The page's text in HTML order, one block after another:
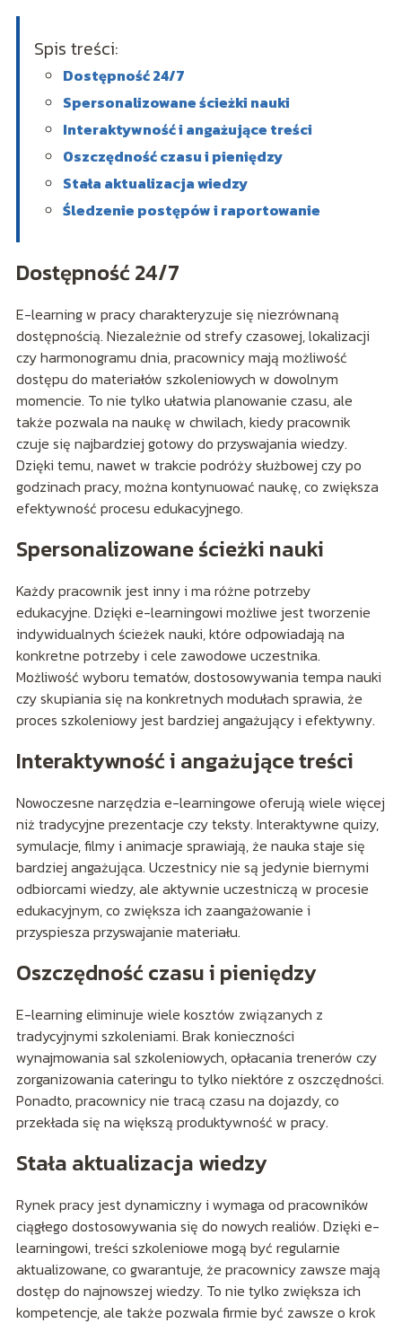
Spis treści:
Dostępność 24/7
Spersonalizowane ścieżki nauki
Interaktywność i angażujące treści
Oszczędność czasu i pieniędzy
Stała aktualizacja wiedzy
Śledzenie postępów i raportowanie
Dostępność 24/7
E-learning w pracy charakteryzuje się niezrównaną
dostępnością. Niezależnie od strefy czasowej, lokalizacji
czy harmonogramu dnia, pracownicy mają możliwość
dostępu do materiałów szkoleniowych w dowolnym
momencie. To nie tylko ułatwia planowanie czasu, ale
także pozwala na naukę w chwilach, kiedy pracownik
czuje się najbardziej gotowy do przyswajania wiedzy.
Dzięki temu, nawet w trakcie podróży służbowej czy po
godzinach pracy, można kontynuować naukę, co zwiększa
efektywność procesu edukacyjnego.
Spersonalizowane ścieżki nauki
Każdy pracownik jest inny i ma różne potrzeby
edukacyjne. Dzięki e-learningowi możliwe jest tworzenie
indywidualnych ścieżek nauki, które odpowiadają na
konkretne potrzeby i cele zawodowe uczestnika.
Możliwość wyboru tematów, dostosowywania tempa nauki
czy skupiania się na konkretnych modułach sprawia, że
proces szkoleniowy jest bardziej angażujący i efektywny.
Interaktywność i angażujące treści
Nowoczesne narzędzia e-learningowe oferują wiele więcej
niż tradycyjne prezentacje czy teksty. Interaktywne quizy,
symulacje, filmy i animacje sprawiają, że nauka staje się
bardziej angażująca. Uczestnicy nie są jedynie biernymi
odbiorcami wiedzy, ale aktywnie uczestniczą w procesie
edukacyjnym, co zwiększa ich zaangażowanie i
przyspiesza przyswajanie materiału.
Oszczędność czasu i pieniędzy
E-learning eliminuje wiele kosztów związanych z
tradycyjnymi szkoleniami. Brak konieczności
wynajmowania sal szkoleniowych, opłacania trenerów czy
zorganizowania cateringu to tylko niektóre z oszczędności.
Ponadto, pracownicy nie tracą czasu na dojazdy, co
przekłada się na większą produktywność w pracy.
Stała aktualizacja wiedzy
Rynek pracy jest dynamiczny i wymaga od pracowników
ciągłego dostosowywania się do nowych realiów. Dzięki e-
learningowi, treści szkoleniowe mogą być regularnie
aktualizowane, co gwarantuje, że pracownicy zawsze mają
dostęp do najnowszej wiedzy. To nie tylko zwiększa ich
kompetencje, ale także pozwala firmie być zawsze o krok